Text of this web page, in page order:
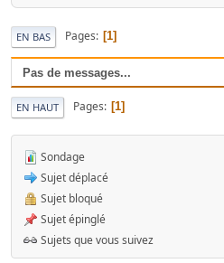
EN BAS Pages 1
Pas de messages...
EN HAUT Pages 1
Sondage
Sujet déplacé
Sujet bloqué
Sujet épinglé
Sujets que vous suivez